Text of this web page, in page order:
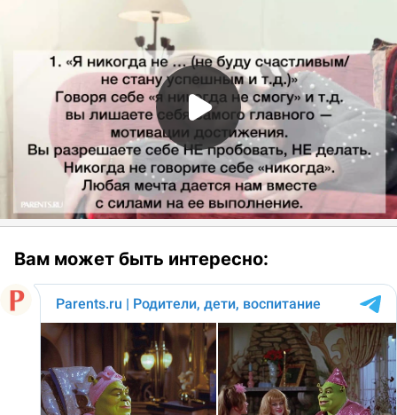
Вам может быть интересно: